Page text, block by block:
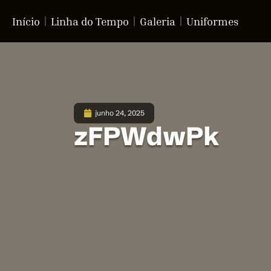
Início Linha do Tempo Galeria Uniformes
junho 24, 2025
zFPWdwPk